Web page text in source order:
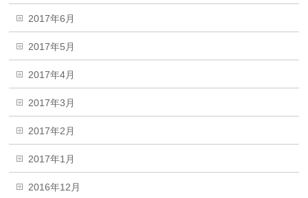
2017年6月
2017年5月
2017年4月
2017年3月
2017年2月
2017年1月
2016年12月